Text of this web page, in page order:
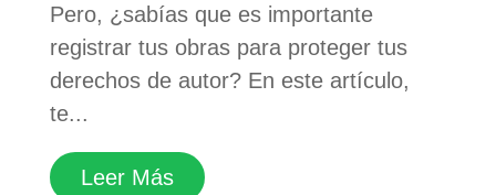
Pero, ¿sabías que es importante
registrar tus obras para proteger tus
derechos de autor? En este artículo,
te...
Leer Más